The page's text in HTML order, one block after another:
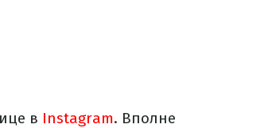
в Instagram. Вполне